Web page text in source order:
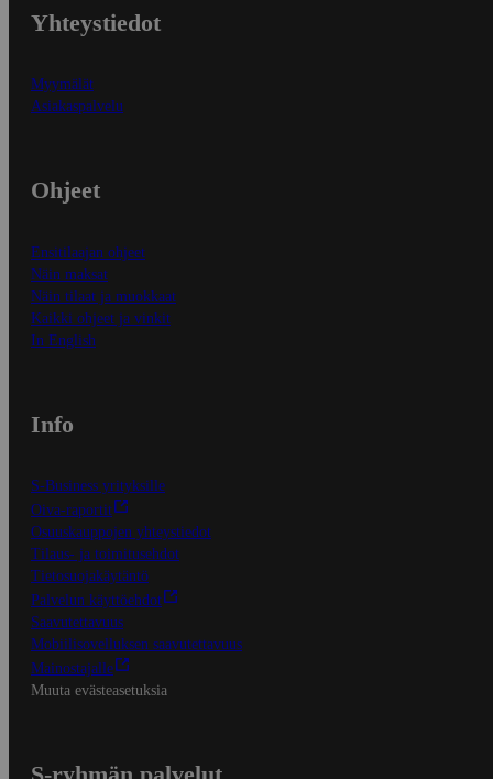
Yhteystiedot
Myymälät
Asiakaspalvelu
Ohjeet
Ensitilaajan ohjeet
Näin maksat
Näin tilaat ja muokkaat
Kaikki ohjeet ja vinkit
In English
Info
S-Business yrityksille
Oiva-raportit
Osuuskauppojen yhteystiedot
Tilaus- ja toimitusehdot
Tietosuojakäytäntö
Palvelun käyttöehdot
Saavutettavuus
Mobiilisovelluksen saavutettavuus
Mainostajalle
Muuta evästeasetuksia